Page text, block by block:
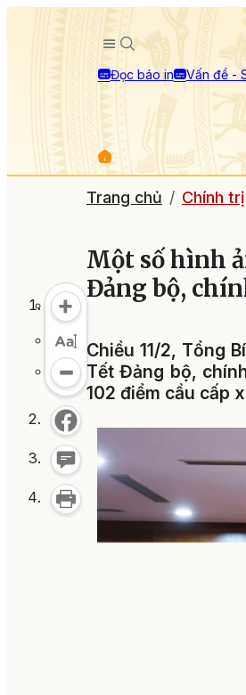
Đọc báo in Vấn đề -
Trang chủ Chính trị
Một số hình
Đảng bộ,
Chiều 11/2, Tổng
Tết Đảng bộ,
102 điểm cầu cấp